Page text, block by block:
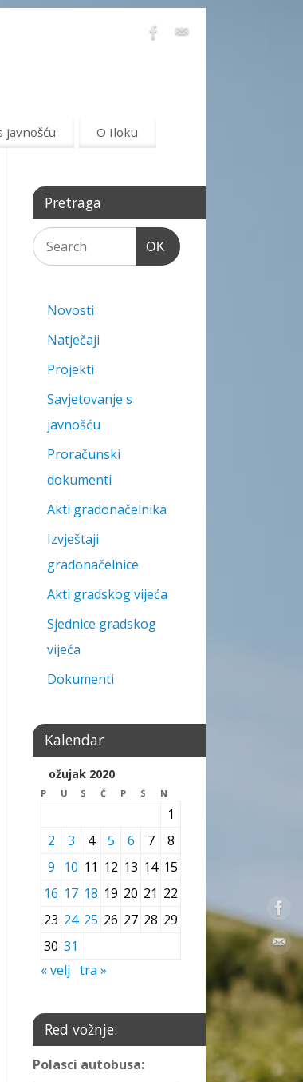
javnošću O Iloku
Pretraga
OK
Novosti
Natječaji
Projekti
Savjetovanje s
javnošću
Proračunski
dokumenti
Akti gradonačelnika
Izvještaji
gradonačelnice
Akti gradskog vijeća
Sjednice gradskog
vijeća
Dokumenti
Kalendar
ožujak 2020
P U S Č P S N
1
2
3 4 5 6 7
8
9
10 11 12 13 14 15
16 17 18 19 20 21 22
23 24 25 26 27 28 29
30 31
« velj tra »
Red vožnje:
Polasci autobusa: